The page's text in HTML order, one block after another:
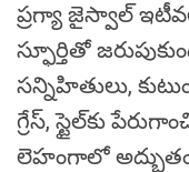
ప్రగ్యా జైస్వాల్
స్ఫూర్తితో
సన్నిహితులు,
గ్రేస్, స్టైల్‌కు
లెహంగాలో